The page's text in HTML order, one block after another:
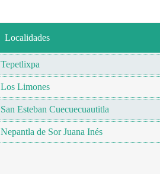
Localidades
Tepetlixpa
Los Limones
San Esteban Cuecuecuautitla
Nepantla de Sor Juana Inés